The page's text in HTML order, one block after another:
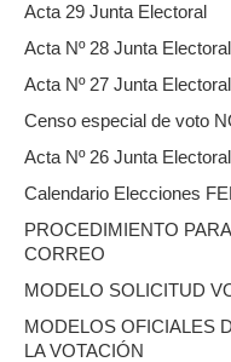
Acta 29 Junta Electoral
Acta Nº 28 Junta Electoral
Acta Nº 27 Junta Electoral
Censo especial de voto
Acta Nº 26 Junta Electoral
Calendario Elecciones
PROCEDIMIENTO
CORREO
MODELO SOLICITUD
MODELOS OFICIALES
LA VOTACIÓN